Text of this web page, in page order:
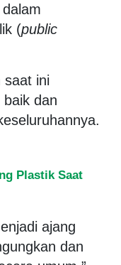
(public
saat ini
baik dan
Plastik Saat
ajang
dan